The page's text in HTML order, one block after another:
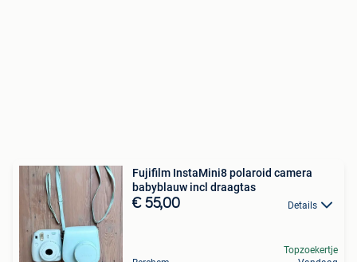
Fujifilm InstaMini8 polaroid camera
babyblauw incl draagtas
€ 55,00 Details
Topzoekertje